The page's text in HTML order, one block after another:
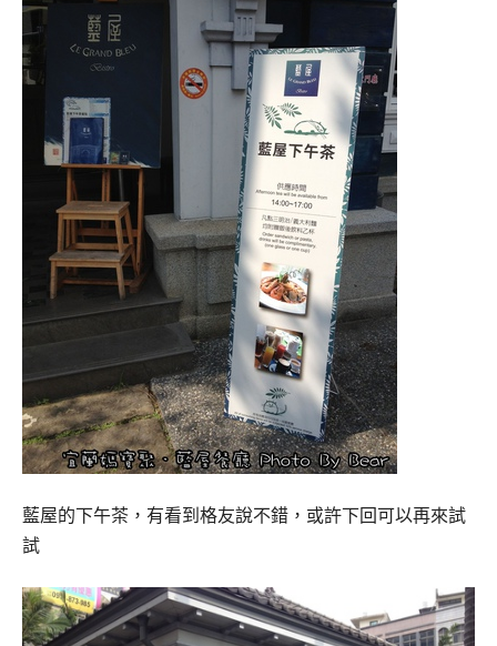
藍屋的下午茶，有看到格友說不錯，或許下回可以再來試
試